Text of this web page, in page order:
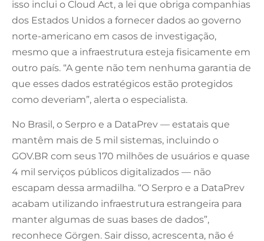
isso inclui o Cloud Act, a lei que obriga companhias
dos Estados Unidos a fornecer dados ao governo
norte-americano em casos de investigação,
mesmo que a infraestrutura esteja fisicamente em
outro país. “A gente não tem nenhuma garantia de
que esses dados estratégicos estão protegidos
como deveriam”, alerta o especialista.
No Brasil, o Serpro e a DataPrev — estatais que
mantêm mais de 5 mil sistemas, incluindo o
GOV.BR com seus 170 milhões de usuários e quase
4 mil serviços públicos digitalizados — não
escapam dessa armadilha. “O Serpro e a DataPrev
acabam utilizando infraestrutura estrangeira para
manter algumas de suas bases de dados”,
reconhece Görgen. Sair disso, acrescenta, não é